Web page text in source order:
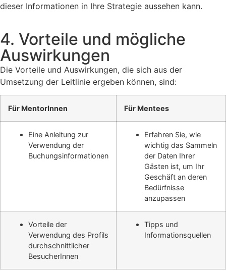
dieser Informationen in Ihre Strategie aussehen kann.
4. Vorteile und mögliche
Auswirkungen
Die Vorteile und Auswirkungen, die sich aus der
Umsetzung der Leitlinie ergeben können, sind:
Für MentorInnen Für Mentees
Eine Anleitung zur
Verwendung der
Buchungsinformationen
Erfahren Sie, wie
wichtig das Sammeln
der Daten Ihrer
Gästen ist, um Ihr
Geschäft an deren
Bedürfnisse
anzupassen
Vorteile der
Verwendung des Profils
durchschnittlicher
BesucherInnen
Tipps und
Informationsquellen